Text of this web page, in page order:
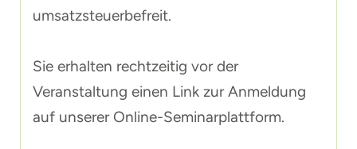
umsatzsteuerbefreit.
Sie erhalten rechtzeitig vor der
Veranstaltung einen Link zur Anmeldung
auf unserer Online-Seminarplattform.